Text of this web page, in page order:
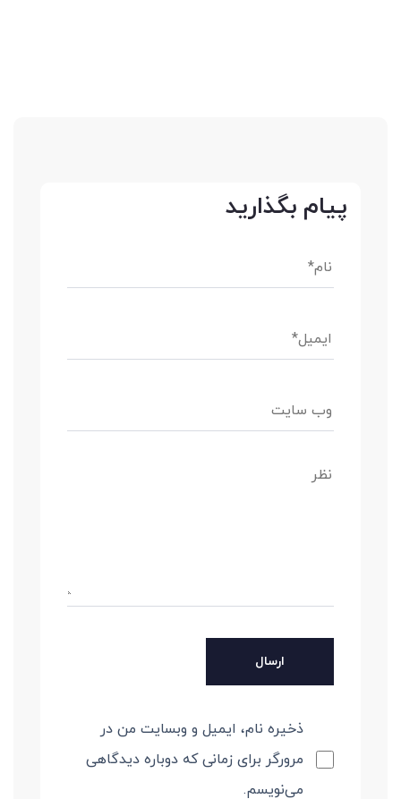
پیام بگذارید
ذخیره نام، ایمیل و وبسایت من در
مرورگر برای زمانی که دوباره دیدگاهی
می‌نویسم.